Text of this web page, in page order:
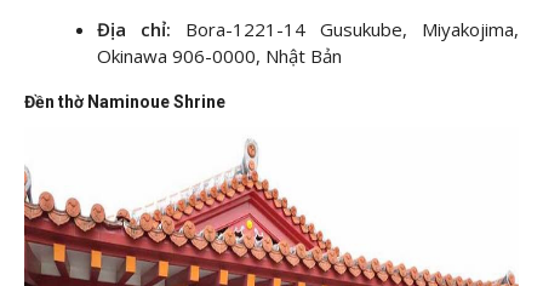
Địa chỉ:
Bora-1221-14 Gusukube, Miyakojima,
Okinawa 906-0000, Nhật Bản
Đền thờ Naminoue Shrine